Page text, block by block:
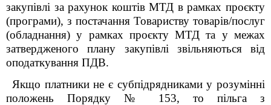
закупівлі за рахунок коштів МТД в рамках проєкту
(програми), з постачання Товариству товарів/послуг
(обладнання) у рамках проєкту МТД та у межах
затвердженого плану закупівлі звільняються від
оподаткування ПДВ.
Якщо платники не є субпідрядниками у розумінні
положень Порядку № 153, то пільга з